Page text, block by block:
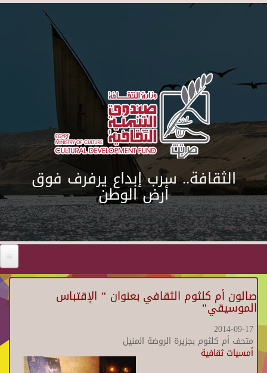
Skip to main content
الثقافة.. سرب إبداع يرفرف فوق
أرض الوطن
صالون أم كلثوم الثقافي بعنوان " الإقتباس
الموسيقي"
2014-09-17
متحف أم كلثوم بجزيرة الروضة المنيل
أمسيات ثقافية